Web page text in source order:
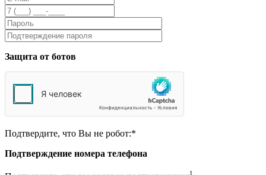
Защита от ботов
Подтвердите, что Вы не робот:*
Подтверждение номера телефона
1